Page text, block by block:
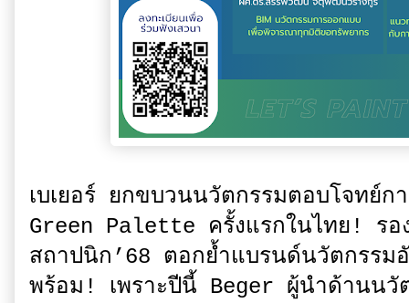
เบเยอร์ ยกขบวนนวัตกรรมตอบโจทย์
Green Palette ครั้งแรกในไทย! ร
สถาปนิก’68 ตอกย้ำแบรนด์นวัตกรร
พร้อม! เพราะปีนี้ Beger ผู้นำด้านนวั